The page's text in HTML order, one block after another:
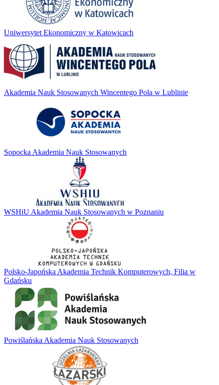
Uniwersytet Ekonomiczny w Katowicach
Akademia Nauk Stosowanych Wincentego Pola w Lublinie
Sopocka Akademia Nauk Stosowanych
WSHiU Akademia Nauk Stosowanych w Poznaniu
Polsko-Japońska Akademia Technik Komputerowych, Filia w
Gdańsku
Powiślańska Akademia Nauk Stosowanych